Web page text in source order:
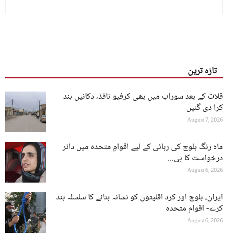
تازہ ترین
قلات کے بعد سوراب میں بھی کرفیو نافذ، دکانیں بند
کرا دی گئیں
August 7, 2026
ماہ رنگ بلوچ کی رہائی کے لیے اقوامِ متحدہ میں دائر
درخواست کا بی...
August 6, 2026
ایران، بلوچ اور کرد اقلیتوں کو نشانہ بنانے کا سلسلہ بند
کرے- اقوام متحدہ
August 6, 2026